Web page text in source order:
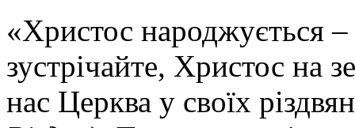
«Христос народжується
зустрічайте, Христос на
нас Церква у своїх